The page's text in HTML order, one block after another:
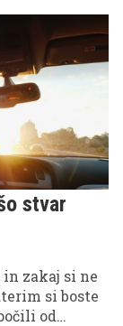
za vsa
opreme.
menjava
stvar
in zakaj si ne
si boste
od